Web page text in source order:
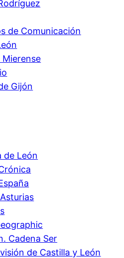
de Comunicación
Mierense
Gijón
de León
Cadena Ser
de Castilla y León